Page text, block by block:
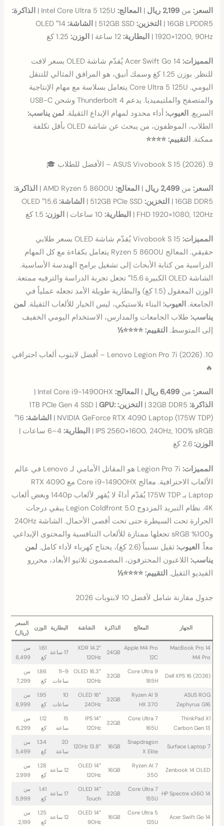
السعر: من2,199 ريال |المعالج:
الذاكرة:
16GB LPDDR5 |
التخزين: 512GB SSD | الشاشة:
14″ OLED
1920×1200, 90Hz |
البطارية: 12 ساعة | الوزن:
المميزات:
Acer Swift Go 14 يُقدّم شاشة OLED بسعر لافت
للنظر. بوزن 1.25 كغ وسمك أنيق، هو المرافق المثالي للتنقل
اليومي. Core Ultra 5 125U يتعامل بسلاسة مع مهام الإنتاجية
والمتصفح والملتيميديا. يدعم Thunderbolt 4 وشحن USB-C
السريع.العيوب: أداء محدود لمهام الإبداع الثقيلة. لمن يناسب:
الطلاب، الموظفون، من يبحث عن شاشة OLED بأقل تكلفة
ممكنة.التقييم: ⭐⭐⭐⭐
9. ASUS Vivobook S 15 (2026) – الأفضل للطلاب 🎓
السعر: من2,499 ريال | المعالج:
الذاكرة:
16GB DDR5 |
التخزين: 512GB PCIe SSD | الشاشة:
15.6″ OLED
FHD 1920×1080, 120Hz |
البطارية: 10 ساعات | الوزن:
المميزات:
Vivobook S 15 يُقدّم شاشة OLED بسعر طلابي
حقيقي. المعالج Ryzen 5 8600U يتعامل بكفاءة مع كل المهام
الدراسية من كتابة الأبحاث إلى تشغيل برامج الهندسة الأساسية.
الشاشة OLED الكبيرة 15.6″ تجعل تجربة الدراسة والترفيه ممتعة.
الوزن المعقول (1.5 كغ) والبطارية طويلة الأمد تجعله عملياً في
الجامعة.العيوب: البناء بلاستيكي، ليس الخيار للألعاب الثقيلة. لمن
يناسب: طلاب الجامعات والمدارس، الاستخدام اليومي الخفيف
إلى المتوسط.التقييم: ⭐⭐⭐⭐½
10. Lenovo Legion Pro 7i (2026) – أفضل لابتوب ألعاب احترافي
🔥
السعر: من6,499 ريال |المعالج:
الذاكرة:
التخزين: 1TB PCIe Gen 4 SSD |
GPU:
NVIDIA GeForce RTX 4090 Laptop (175W TDP) |
الشاشة:
16″
IPS 2560×1600, 240Hz, 100% sRGB |
البطارية: 4–6 ساعات |
الوزن:2.6 كغ
المميزات:
Legion Pro 7i هو المقاتل الأمامي لـ Lenovo في عالم
الألعاب الاحترافية. معالج Core i9-14900HX مع RTX 4090
Laptop بـ 175W TDP يُقدّم أداءً لا يُقهر لألعاب 1440p وبعض ألعاب
4K. نظام التبريد المزدوج Legion Coldfront 5.0 يبقي درجات
الحرارة تحت السيطرة حتى تحت أقصى الأحمال. الشاشة 240Hz
و100% sRGB تجعلها ممتازة للألعاب التنافسية والمحتوى الإبداعي
معاً. العيوب: ثقيل نسبياً (2.6 كغ)، يحتاج كهرباء لأداء كامل.
لمن
يناسب: اللاعبون المحترفون، المصممون ثلاثيو الأبعاد، محررو
الفيديو الثقيل. التقييم: ⭐⭐⭐⭐½
جدول مقارنة شامل لأفضل 10 لابتوبات 2026
الجهاز المعالج الذاكرة الشاشة البطارية الوزن
السعر
(ريال)
MacBook Pro 14
M4 Pro
Apple M4 Pro
12C
24GB
14.2″ XDR
120Hz
17 ساعة
1.61
كغ
من
8,499
Dell XPS 16 (2026)
Core Ultra 9
185H
32GB
16.3″ OLED
120Hz
9–11
ساعات
1.86
كغ
من
7,299
ASUS ROG
Zephyrus G16
Ryzen AI 9
HX 370
32GB
16″ OLED
240Hz
10
ساعات
1.95
كغ
من
8,999
ThinkPad X1
Carbon Gen 13
Core Ultra 7
165U
32GB
14″ IPS
120Hz
15
ساعة
1.12
كغ
من
6,299
Surface Laptop 7
Snapdragon
X Elite
16GB
13.8″ 120Hz
20
ساعة
1.34
كغ
من
5,499
Zenbook 14 OLED
Ryzen AI 7
350
16GB
14″ OLED
120Hz
12 ساعة
1.28
كغ
من
2,999
HP Spectre x360 14
Core Ultra 7
155U
32GB
14″ OLED
Touch
17 ساعة
1.41
كغ
من
5,999
Acer Swift Go 14
Core Ultra 5
125U
16GB
14″ OLED
90Hz
12 ساعة
1.25
كغ
من
2,199